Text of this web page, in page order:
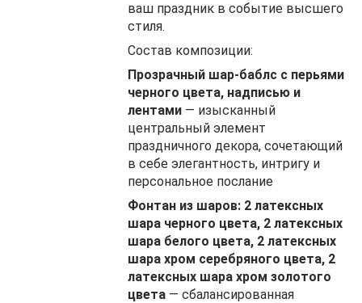
ваш праздник в событие высшего
стиля.
Состав композиции:
Прозрачный шар-баблс с перьями
черного цвета, надписью и
лентами — изысканный
центральный элемент
праздничного декора, сочетающий
в себе элегантность, интригу и
персональное послание
Фонтан из шаров: 2 латексных
шара черного цвета, 2 латексных
шара белого цвета, 2 латексных
шара хром серебряного цвета, 2
латексных шара хром золотого
цвета — сбалансированная